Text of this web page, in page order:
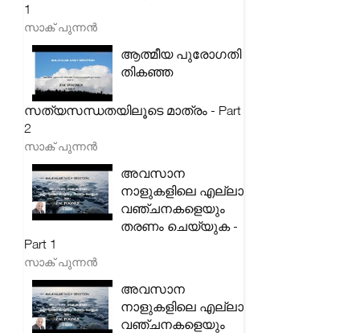
1
സാക് പുന്നൻ
ആത്മീയ പുരോഗതി
തികഞ്ഞ
സത്യസന്ധതയിലൂടെ മാത്രം - Part
2
സാക് പുന്നൻ
അവസാന
നാളുകളിലെ എല്ലാ
വഞ്ചനകളെയും
തരണം ചെയ്യുക -
Part 1
സാക് പുന്നൻ
അവസാന
നാളുകളിലെ എല്ലാ
വഞ്ചനകളെയും